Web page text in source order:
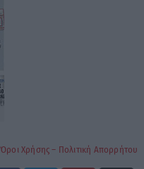
Όροι Χρήσης – Πολιτική Απορρήτου